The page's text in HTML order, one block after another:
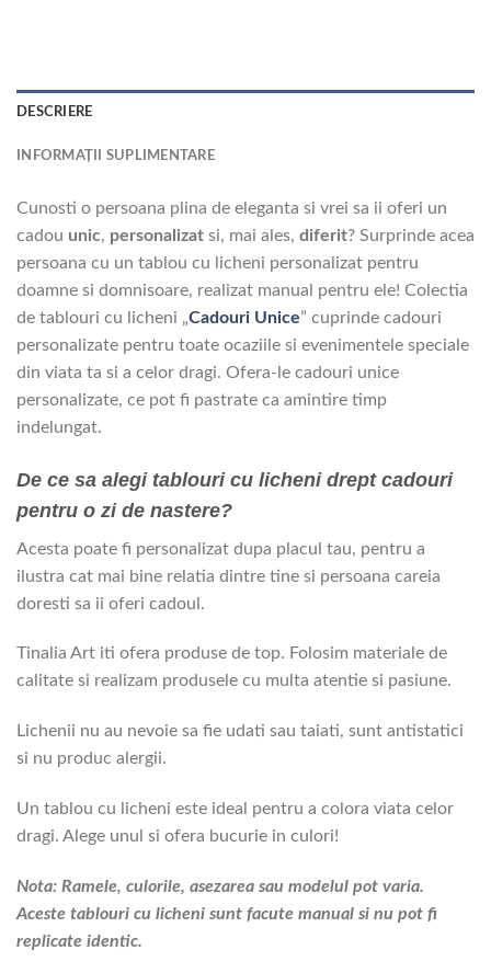
DESCRIERE
INFORMAȚII SUPLIMENTARE
Cunosti o persoana plina de eleganta si vrei sa ii oferi un
cadou unic, personalizat si, mai ales, diferit? Surprinde acea
persoana cu un tablou cu licheni personalizat pentru
doamne si domnisoare, realizat manual pentru ele! Colectia
de tablouri cu licheni „Cadouri Unice” cuprinde cadouri
personalizate pentru toate ocaziile si evenimentele speciale
din viata ta si a celor dragi. Ofera-le cadouri unice
personalizate, ce pot fi pastrate ca amintire timp
indelungat.
De ce sa alegi tablouri cu licheni drept cadouri
pentru o zi de nastere?
Acesta poate fi personalizat dupa placul tau, pentru a
ilustra cat mai bine relatia dintre tine si persoana careia
doresti sa ii oferi cadoul.
Tinalia Art iti ofera produse de top. Folosim materiale de
calitate si realizam produsele cu multa atentie si pasiune.
Lichenii nu au nevoie sa fie udati sau taiati, sunt antistatici
si nu produc alergii.
Un tablou cu licheni este ideal pentru a colora viata celor
dragi. Alege unul si ofera bucurie in culori!
Nota: Ramele, culorile, asezarea sau modelul pot varia.
Aceste tablouri cu licheni sunt facute manual si nu pot fi
replicate identic.